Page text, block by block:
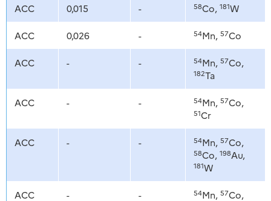
ACC 0,015 - 58Co, 181W
ACC 0,026 - 54Mn, 57Co
ACC - - 54Mn, 57Co,
182Ta
ACC - - 54Mn, 57Co,
51Cr
ACC - - 54Mn, 57Co,
58Co, 198Au,
181W
ACC - - 54Mn, 57Co,